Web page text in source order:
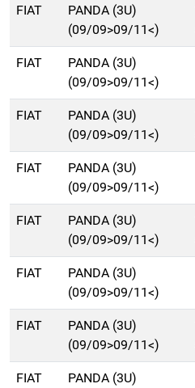
FIAT
PANDA (3U)
(09/09>09/11<)
FIAT
PANDA (3U)
(09/09>09/11<)
FIAT
PANDA (3U)
(09/09>09/11<)
FIAT
PANDA (3U)
(09/09>09/11<)
FIAT
PANDA (3U)
(09/09>09/11<)
FIAT
PANDA (3U)
(09/09>09/11<)
FIAT
PANDA (3U)
(09/09>09/11<)
FIAT PANDA (3U)